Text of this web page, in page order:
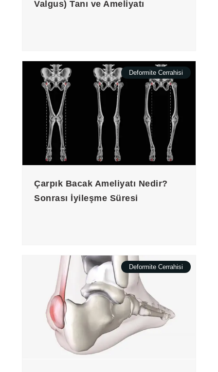
Valgus) Tanı ve Ameliyatı
Deformite Cerrahisi
Çarpık Bacak Ameliyatı Nedir?
Sonrası İyileşme Süresi
Deformite Cerrahisi